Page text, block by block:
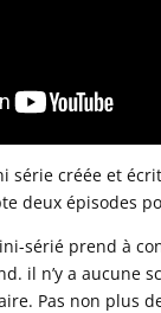
série créée et
deux épisodes
sérié prend à
il n’y a aucune
Pas non plus